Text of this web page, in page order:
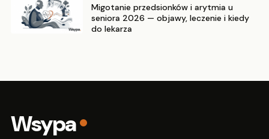
Migotanie przedsionków i arytmia u
seniora 2026 — objawy, leczenie i kiedy
do lekarza
Wsypa